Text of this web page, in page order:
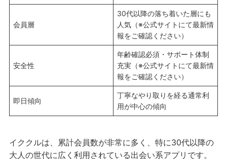
会員層
30代以降の落ち着いた層にも
人気（※公式サイトにて最新情
報をご確認ください）
安全性
年齢確認必須・サポート体制
充実（※公式サイトにて最新情
報をご確認ください）
即日傾向
丁寧なやり取りを経る通常利
用が中心の傾向
イククルは、累計会員数が非常に多く、特に30代以降の
大人の世代に広く利用されている出会い系アプリです。